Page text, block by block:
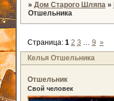
» Дом Старого Шляпа »
Отшельника
Келья Отшельника
Страница: 1 2 3 … 9 »
Отшельник
Свой человек